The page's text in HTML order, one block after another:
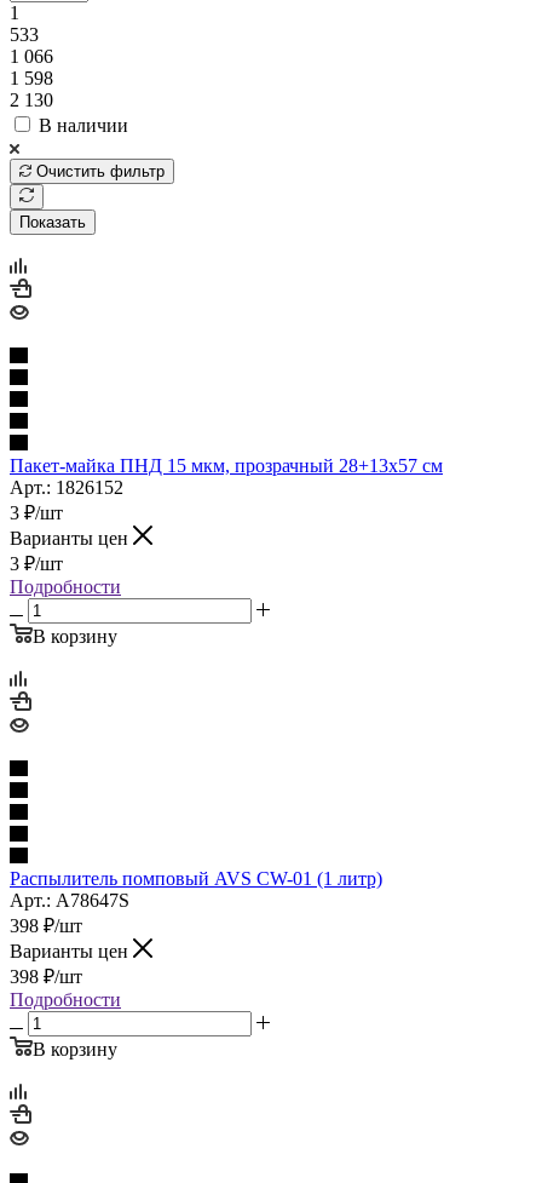
1
533
1 066
1 598
2 130
В наличии
Очистить фильтр
Показать
Пакет-майка ПНД 15 мкм, прозрачный 28+13х57 см
Арт.: 1826152
3 ₽/шт
Варианты цен
3 ₽/шт
Подробности
В корзину
Распылитель помповый AVS CW-01 (1 литр)
Арт.: A78647S
398 ₽/шт
Варианты цен
398 ₽/шт
Подробности
В корзину